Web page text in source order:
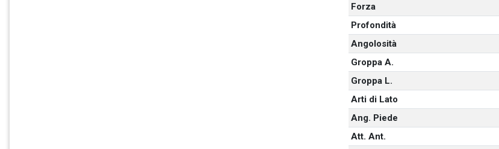
Forza
Profondità
Angolosità
Groppa A.
Groppa L.
Arti di Lato
Ang. Piede
Att. Ant.